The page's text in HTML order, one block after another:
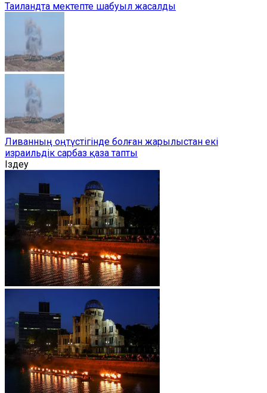
Таиландта мектепте шабуыл жасалды
Ливанның оңтүстігінде болған жарылыстан екі
израильдік сарбаз қаза тапты
Іздеу